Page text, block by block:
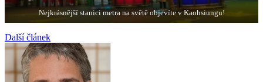
Nejkrásnější stanici metra na světě objevíte v Kaohsiungu!
Navigace
pro
příspěvek
Další článek